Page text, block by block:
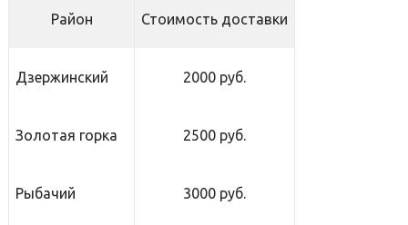
Район Стоимость доставки
Дзержинский 2000 руб.
Золотая горка 2500 руб.
Рыбачий 3000 руб.